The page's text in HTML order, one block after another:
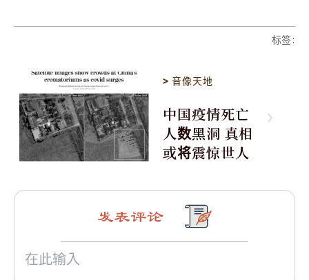
标签:
>音像天地
中国疫情死亡
人数黑洞 真相
或将震惊世人
发表评论